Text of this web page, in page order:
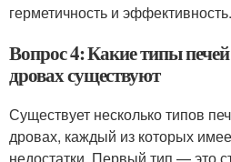
герметичность и эффективность.
Вопрос 4: Какие типы
дровах существуют
Существует несколько типов
дровах, каждый из которых